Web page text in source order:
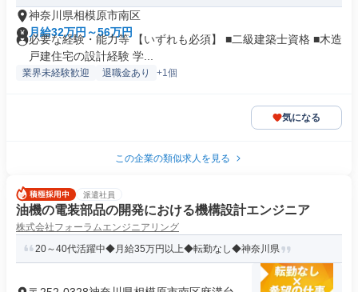
神奈川県相模原市南区
月給32万円～56万円
必要な経験・能力等 【いずれも必須】 ■二級建築士資格 ■木造
戸建住宅の設計経験 学...
業界未経験歓迎 退職金あり +1個
気になる
この企業の類似求人を見る
派遣社員
油機の電装部品の開発における機構設計エンジニア
株式会社フォーラムエンジニアリング
20～40代活躍中◆月給35万円以上◆転勤なし◆神奈川県